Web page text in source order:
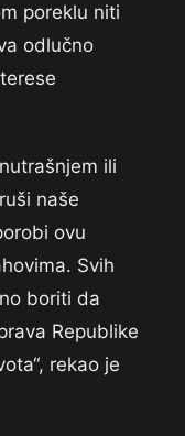
poreklu niti
odlučno
ili
naše
ovu
Svih
boriti da
Republike
rekao je